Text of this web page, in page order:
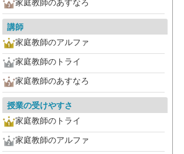
家庭教師のあすなろ
講師
家庭教師のアルファ
家庭教師のトライ
家庭教師のあすなろ
授業の受けやすさ
家庭教師のトライ
家庭教師のアルファ